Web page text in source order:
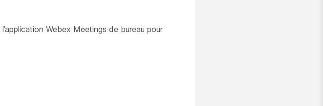
Webex Meetings de bureau pour